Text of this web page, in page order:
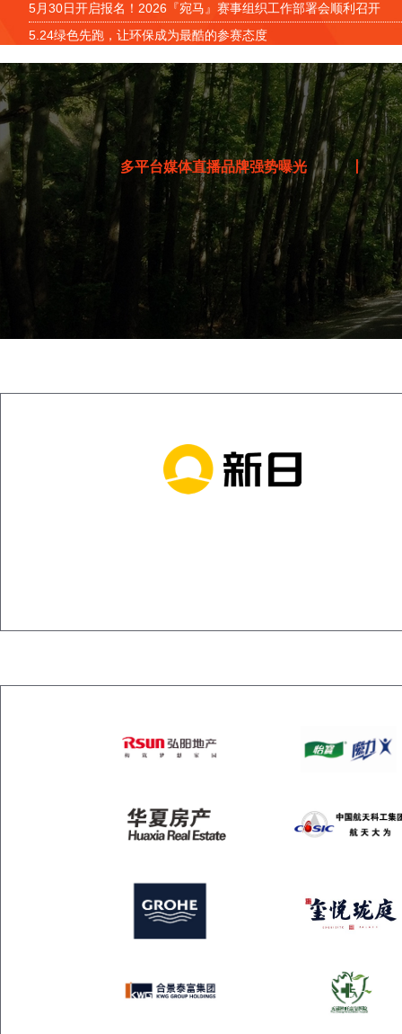
5月30日开启报名！2026『宛马』赛事组织工作部署会顺利召开
5.24绿色先跑，让环保成为最酷的参赛态度
此生必跑，独一无二“吉象赛道”马拉松丨2026锡山宛山湖马拉松11月8日鸣枪开跑
来啦！13000人，2026锡山宛山湖马拉松11月8日鸣枪开跑
报名倒计时！参赛门槛升级
成绩证书、赛场照片查询下载！完赛服、PB服、破3风衣申领流程
宛马奔腾！圆满开跑
文明参赛，明天7:30开跑~
今天开始领物啦~
吴韵传承·AR赋能！宛马奖牌公布
吉『象』赛道OrangeLine更新！11月9日带你跑向最好成绩~
11月9日，一起宛马奔腾！参赛物资领取攻略来啦
下周日开跑！参赛服、完赛服、PB服、破3风衣公布
开跑倒计时33天！佳节快乐
丈量完成！2025金秋吉象赛道，奔跑正当时
以团之名，燃动锡山！宛马『跑团赛中赛』报名开启
最后3天！科学备赛，刷新PB……
官 “兔” 招募，今天17点截止！
多平台媒体直播品牌强势曝光 丨